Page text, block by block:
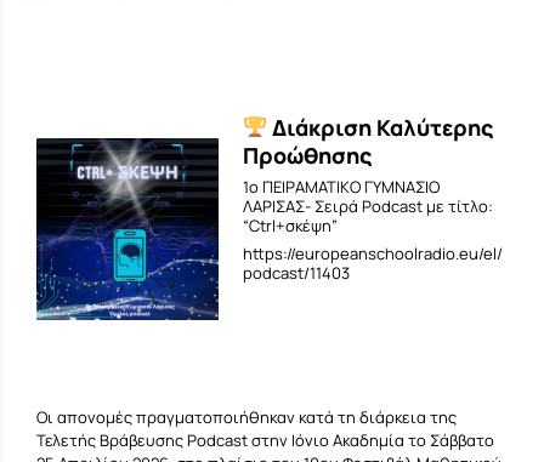
Διάκριση Καλύτερης
Προώθησης
1ο ΠΕΙΡΑΜΑΤΙΚΟ ΓΥΜΝΑΣΙΟ
ΛΑΡΙΣΑΣ- Σειρά Podcast με τίτλο:
“Ctrl+σκέψη”
https://europeanschoolradio.eu/el/
podcast/11403
Οι απονομές πραγματοποιήθηκαν κατά τη διάρκεια της
Τελετής Βράβευσης Podcast στην Ιόνιο Ακαδημία το Σάββατο